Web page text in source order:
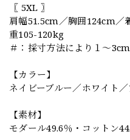
〖 5XL 〗
肩幅51.5cm／胸囲124cm／
重105-120kg
＃：採寸方法により１～
【カラー】
ネイビーブルー／ホワイト
【素材】
モダール49.6％・コットン